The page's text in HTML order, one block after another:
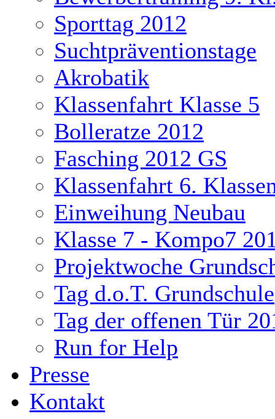
Sporttag 2012
Suchtpräventionstage
Akrobatik
Klassenfahrt Klasse 5
Bolleratze 2012
Fasching 2012 GS
Klassenfahrt 6.
Einweihung Neubau
Klasse 7 - Kompo7
Projektwoche
Tag d.o.T. Grundschule
Tag der offenen Tür
Run for Help
Presse
Kontakt